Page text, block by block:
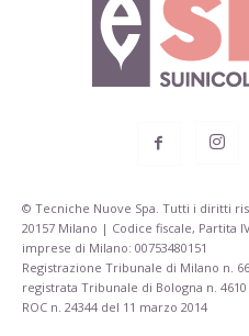
© Tecniche Nuove Spa. Tutti i diritti
20157 Milano | Codice fiscale, Partita
imprese di Milano: 00753480151
Registrazione Tribunale di Milano n.
registrata Tribunale di Bologna n. 4610
ROC n. 24344 del 11 marzo 2014